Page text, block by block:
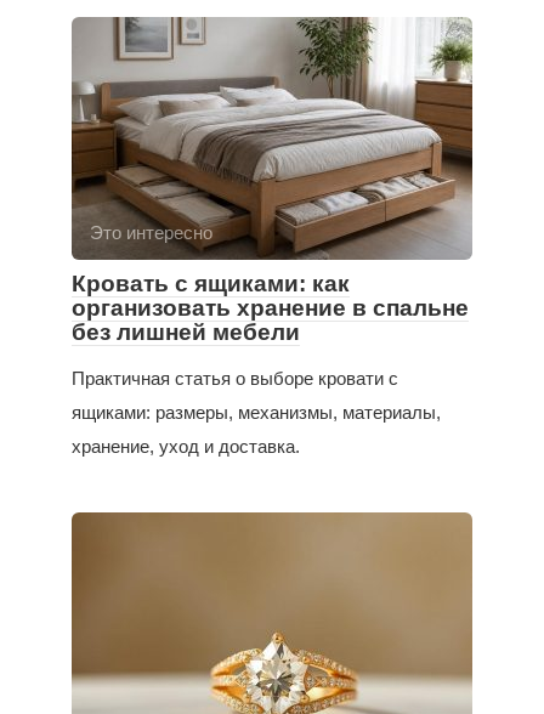
Это интересно
Кровать с ящиками: как
организовать хранение в спальне
без лишней мебели
Практичная статья о выборе кровати с
ящиками: размеры, механизмы, материалы,
хранение, уход и доставка.